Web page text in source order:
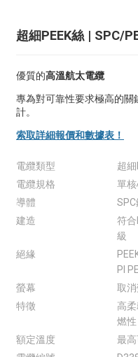
超細PEEK絲 | SPC/
優質的高溫航太電纜
專為對可靠性要求極高的關
計。
索取詳細報價和數據表！
電纜類型
超細
電纜規格
單核
導體
SPC
建造
符
級
絕緣
PI
螢幕
取
特徵
高
燃性
額定溫度
最